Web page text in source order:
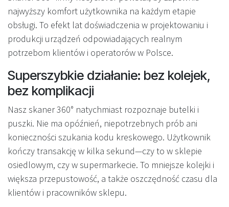
najwyższy komfort użytkownika na każdym etapie
obsługi. To efekt lat doświadczenia w projektowaniu i
produkcji urządzeń odpowiadających realnym
potrzebom klientów i operatorów w Polsce.
Superszybkie działanie: bez kolejek,
bez komplikacji
Nasz skaner 360° natychmiast rozpoznaje butelki i
puszki. Nie ma opóźnień, niepotrzebnych prób ani
konieczności szukania kodu kreskowego. Użytkownik
kończy transakcję w kilka sekund—czy to w sklepie
osiedlowym, czy w supermarkecie. To mniejsze kolejki i
większa przepustowość, a także oszczędność czasu dla
klientów i pracowników sklepu.